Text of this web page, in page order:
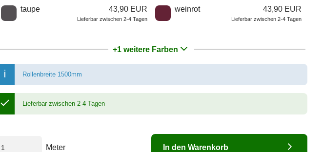
taupe 43,90 EUR
Lieferbar zwischen 2-4 Tagen
weinrot 43,90 EUR
Lieferbar zwischen 2-4 Tagen
+1 weitere Farben
Rollenbreite 1500mm
Lieferbar zwischen 2-4 Tagen
Meter In den Warenkorb